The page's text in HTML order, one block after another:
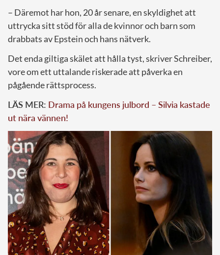
– Däremot har hon, 20 år senare, en skyldighet att
uttrycka sitt stöd för alla de kvinnor och barn som
drabbats av Epstein och hans nätverk.
Det enda giltiga skälet att hålla tyst, skriver Schreiber,
vore om ett uttalande riskerade att påverka en
pågående rättsprocess.
LÄS MER: Drama på kungens julbord – Silvia kastade
ut nära vännen!